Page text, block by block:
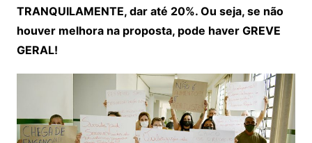
TRANQUILAMENTE, dar até 20%. Ou seja, se não
houver melhora na proposta, pode haver GREVE
GERAL!